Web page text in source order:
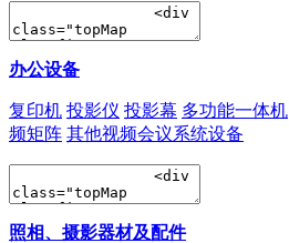
办公设备
复印机 投影仪 投影幕 多功能一体机
频矩阵 其他视频会议系统设备
照相、摄影器材及配件